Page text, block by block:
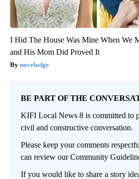
I Hid The House Was Mine When We
and His Mom Did Proved It
novelodge
BE PART OF THE
KIFI Local News 8 is committed to
civil and constructive conversation.
Please keep your comments
can review our Community
If you would like to share a story